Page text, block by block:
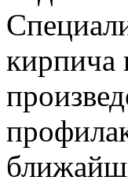
кирпича